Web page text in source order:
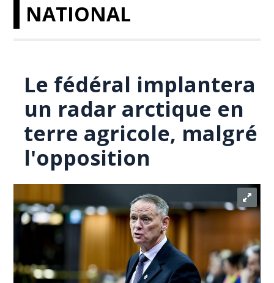
NATIONAL
Le fédéral implantera
un radar arctique en
terre agricole, malgré
l'opposition